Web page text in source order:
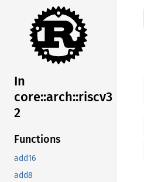
In
core::arch::riscv3
2
Functions
add16
add8